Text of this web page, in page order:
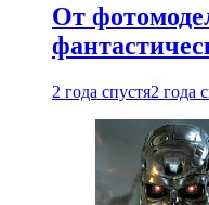
От
2 года спустя2 года